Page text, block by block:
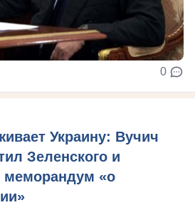
0
Украину: Вучич
Зеленского и
меморандум «о